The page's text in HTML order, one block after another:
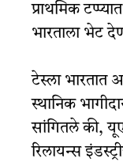
प्राथमिक
भारताला भेट
टेस्ला
स्थानिक
सांगितले की,
रिलायन्स